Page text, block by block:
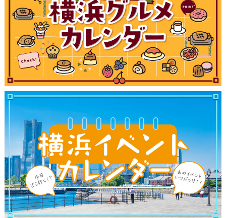
ランキング
ブログ記事
サイトについて